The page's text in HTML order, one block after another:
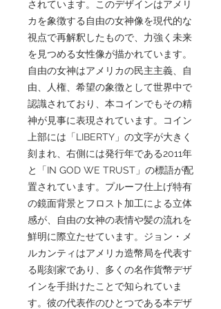
されています。このデザインはアメリ
カを象徴する自由の女神像を現代的な
視点で再解釈したもので、力強く未来
を見つめる女性像が描かれています。
自由の女神はアメリカの民主主義、自
由、人権、希望の象徴として世界中で
認識されており、本コインでもその精
神が見事に表現されています。コイン
上部には「LIBERTY」の文字が大きく
刻まれ、右側には発行年である2011年
と「IN GOD WE TRUST」の標語が配
置されています。プルーフ仕上げ特有
の鏡面背景とフロスト加工による立体
感が、自由の女神の表情や髪の流れを
鮮明に際立たせています。ジョン・メ
ルカンティはアメリカ造幣局を代表す
る彫刻家であり、多くの名作貨幣デザ
インを手掛けたことで知られていま
す。彼の代表作のひとつである本デザ